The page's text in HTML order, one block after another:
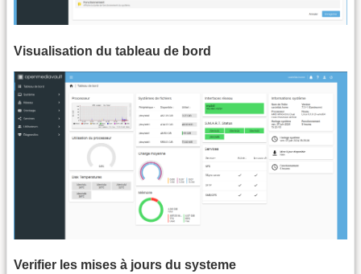
Visualisation du tableau de bord
Verifier les mises à jours du systeme